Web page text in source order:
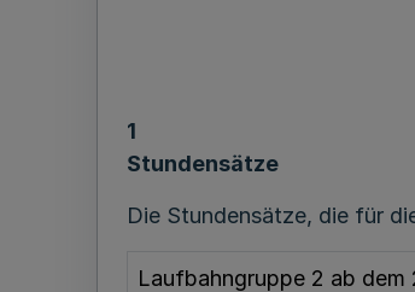
1
Stundensätze
Die Stundensätze, die für
Laufbahngruppe 2 ab dem